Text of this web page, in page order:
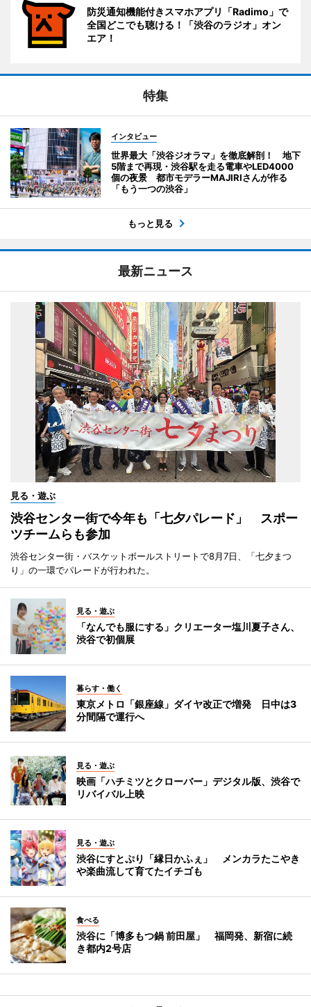
防災通知機能付きスマホアプリ「Radimo」で
全国どこでも聴ける！「渋谷のラジオ」オン
エア！
特集
インタビュー
世界最大「渋谷ジオラマ」を徹底解剖！ 地下
5階まで再現・渋谷駅を走る電車やLED4000
個の夜景 都市モデラーMAJIRIさんが作る
「もう一つの渋谷」
もっと見る
最新ニュース
見る・遊ぶ
渋谷センター街で今年も「七夕パレード」 スポー
ツチームらも参加
渋谷センター街・バスケットボールストリートで8月7日、「七夕まつ
り」の一環でパレードが行われた。
見る・遊ぶ
「なんでも服にする」クリエーター塩川夏子さん、
渋谷で初個展
暮らす・働く
東京メトロ「銀座線」ダイヤ改正で増発 日中は3
分間隔で運行へ
見る・遊ぶ
映画「ハチミツとクローバー」デジタル版、渋谷で
リバイバル上映
見る・遊ぶ
渋谷にすとぷり「縁日かふぇ」 メンカラたこやき
や楽曲流して育てたイチゴも
食べる
渋谷に「博多もつ鍋 前田屋」 福岡発、新宿に続
き都内2号店